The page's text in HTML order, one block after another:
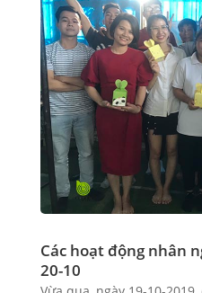
Các hoạt động nhân
20-10